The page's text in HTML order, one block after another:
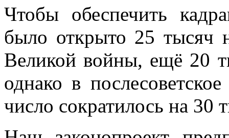
Чтобы обеспечить
было открыто 25 тысяч
Великой войны, ещё 20
однако в
число сократилось на 30